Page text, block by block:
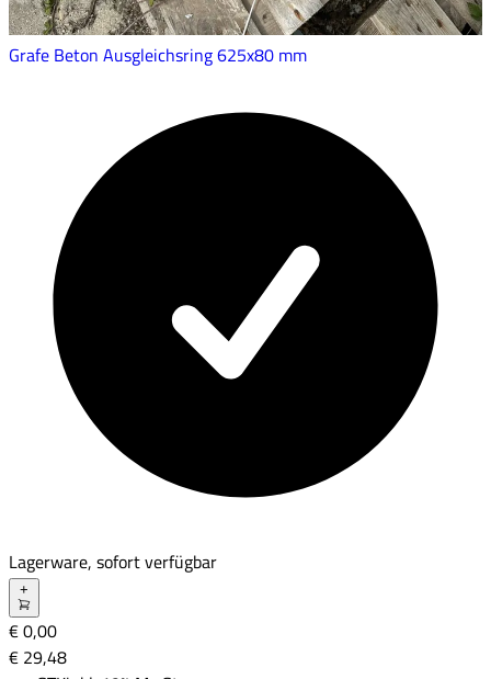
Grafe Beton Ausgleichsring 625x80 mm
Lagerware, sofort verfügbar
€ 0,00
€ 29,48